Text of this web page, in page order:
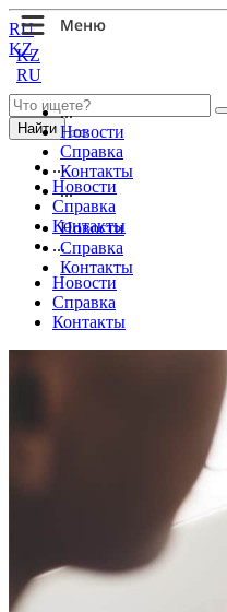
KZ
RU
...
Новости
Справка
Контакты
...
Новости
Справка
Контакты
RU
KZ
Найти
...
Новости
Справка
Контакты
...
Новости
Справка
Контакты